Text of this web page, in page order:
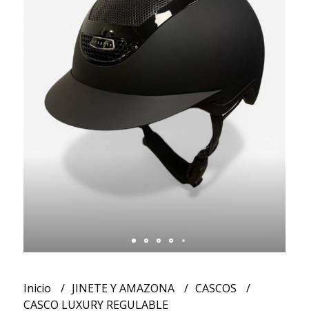
Inicio JINETE Y AMAZONA
CASCOS
CASCO LUXURY REGULABLE